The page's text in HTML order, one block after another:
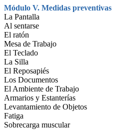
Módulo V. Medidas preventivas
La Pantalla
Al sentarse
El ratón
Mesa de Trabajo
El Teclado
La Silla
El Reposapiés
Los Documentos
El Ambiente de Trabajo
Armarios y Estanterías
Levantamiento de Objetos
Fatiga
Sobrecarga muscular